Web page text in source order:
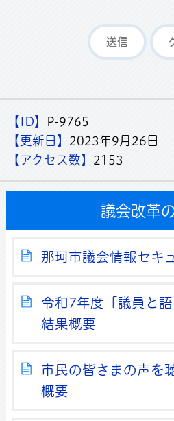
【ID】
P-9765
【更新日】 2023年9月26日
【アクセス数】 2153
議会改革
那珂市議会情報セキ
令和7年度「議員と
結果概要
市民の皆さまの声を
概要